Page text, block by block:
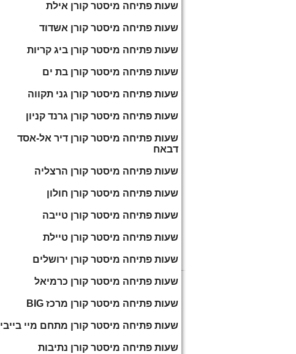
שעות פתיחה מיסטר קורן אילת
שעות פתיחה מיסטר קורן אשדוד
שעות פתיחה מיסטר קורן ביג קריות
שעות פתיחה מיסטר קורן בת ים
שעות פתיחה מיסטר קורן גני תקווה
שעות פתיחה מיסטר קורן גרנד קניון
שעות פתיחה מיסטר קורן דיר אל-אסד
דבאח
שעות פתיחה מיסטר קורן הרצליה
שעות פתיחה מיסטר קורן חולון
שעות פתיחה מיסטר קורן טייבה
שעות פתיחה מיסטר קורן טיילת
שעות פתיחה מיסטר קורן ירושלים
שעות פתיחה מיסטר קורן כרמיאל
שעות פתיחה מיסטר קורן מרכז BIG
שעות פתיחה מיסטר קורן מתחם מיי בייבי
שעות פתיחה מיסטר קורן נתיבות